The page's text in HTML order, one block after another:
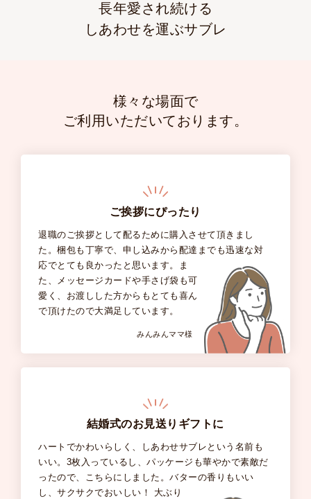
長年愛され続ける
しあわせを運ぶサブレ
様々な場面で
ご利用いただいております。
みんみんママ様
ご挨拶にぴったり
退職のご挨拶として配るために購入させて頂きまし
た。梱包も丁寧で、申し込みから配達までも迅速な対
応でとても良かったと思います。ま
た、メッセージカードや手さげ袋も可
愛く、お渡しした方からもとても喜ん
で頂けたので大満足しています。
結婚式のお見送りギフトに
ハートでかわいらしく、しあわせサブレという名前も
いい。3枚入っているし、パッケージも華やかで素敵だ
ったので、こちらにしました。バターの香りもいい
し、サクサクでおいしい！ 大ぶり